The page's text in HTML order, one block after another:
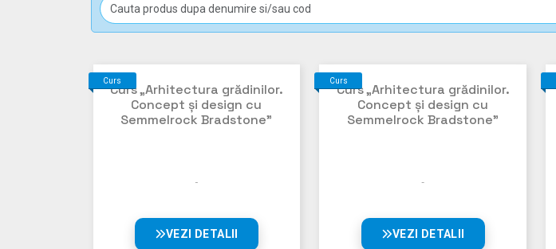
Curs
Curs „Arhitectura grădinilor.
Concept și design cu
Semmelrock Bradstone”
VEZI DETALII
Curs
Curs „Arhitectura grădinilor.
Concept și design cu
Semmelrock Bradstone”
VEZI DETALII